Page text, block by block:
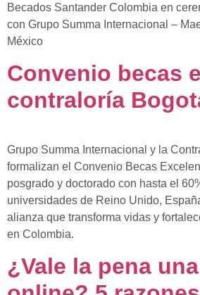
Becados Santander Colombia en
con Grupo Summa Internacional –
México
Convenio becas
contraloría
Grupo Summa Internacional y la
formalizan el Convenio Becas
posgrado y doctorado con hasta el
universidades de Reino Unido,
alianza que transforma vidas y
en Colombia.
¿Vale la pena